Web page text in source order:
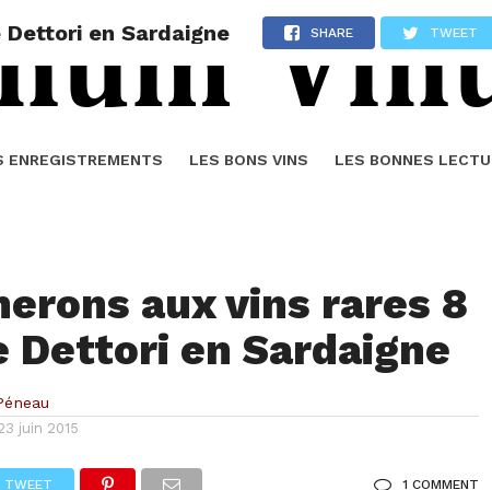
ENREGISTREMENTS LES BONS VINS LES BONNES
en Sardaigne SHARE TWEET
aux vins rares 8
Dettori en Sardaigne
juin 2015
TWEET 1 COMMENT